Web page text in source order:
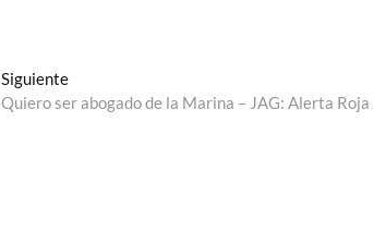
SiguienteEntrada
siguiente:
Quiero ser abogado de la Marina – JAG: Alerta Roja